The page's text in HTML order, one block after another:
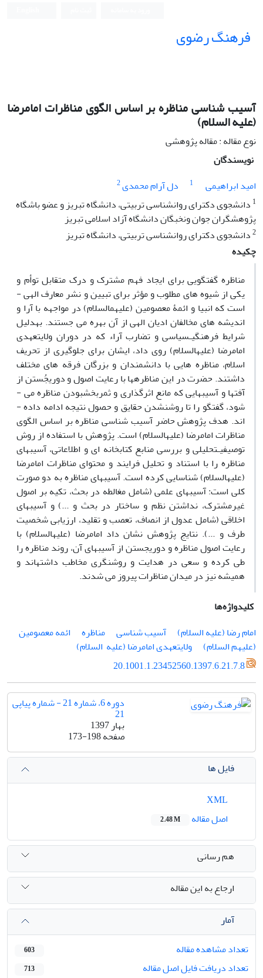
فرهنگ رضوی
آسیب ‎شناسی مناظره بر اساس الگوی مناظرات امام‎رضا
(علیه السلام)
نوع مقاله : مقاله پژوهشی
نویسندگان
امید ابراهیمی
1 دل آرام محمدی2
1 دانشجوی دکترای روانشناسی تربیتی، دانشگاه تبریز و عضو باشگاه
پژوهشگران جوان ونخبگان دانشگاه آزاد اسلامی تبریز
2دانشجوی دکترای روانشناسی تربیتی، دانشگاه تبریز
چکیده
مناظره گفتگویی برای ایجاد فهم مشترک و درک متقابل توأم و
یکی از شیوه­ های مطلوب و مؤثر برای تبیین و نشر معارف الهی ­
است که انبیا و ائمۀ معصومین (علیهم‎السلام) در مواجهه با آرا و
اندیشه­ های مخالفان ادیان الهی از آن بهره می­ جستند. به‎دلیل
شرایط فرهنگی‎ـ‎سیاسی و تضارب آراء که در دوران ولایتعهدی
امام‎رضا (علیه‎السلام) روی داد، ایشان برای جلوگیری از تحریف
اسلام، مناظره­ هایی با دانشمندان و بزرگان فرقه­ های مختلف
داشتند. حضرت در این مناظره‎ها با رعایت اصول و دوری‎جُستن از
آفت­ها و آسیب­هایی که مانع اثرگذاری و ثمربخش‎بودن مناظره می ­
شود، گفتگو را تا روشن‎شدن حقایق و حصول نتیجه ادامه داده ­
اند. هدف پژوهش حاضر آسیب­ شناسی مناظره بر اساس الگوی
مناظرات امام‎رضا (علیه‎السلام) است. پژوهش با استفاده از روش
توصیفی‎ـ‎تحلیلی و بررسی منابع کتابخانه ­ای و اطلاعاتی، آسیب­های
مناظره را با استناد و تحلیل فرایند و محتوای مناظرات امام‎رضا
(علیه‎السلام) شناسایی کرده است. آسیب­های مناظره به دو صورت
کلی است: آسیب­های علمی (شامل مغالطه در بحث، تکیه بر اصول
غیرمشترک، نداشتن نظم و ساختار در بحث و ...) و آسیب­های
اخلاقی (شامل عدول از انصاف، تعصب و تقلید، ارزیابی شخصیت
طرف و ...). نتایج پژوهش نشان داد امام‎رضا (علیه‎السلام) با
رعایت اصول مناظره و دوری‎جستن از آسیب­های آن، روند مناظره را
طی کرده و سعی در هدایت و روشنگری مخاطب داشته‎اند و
همیشه نیز در میدان مناظرات پیروز می­ شدند.
کلیدواژه‌ها
امام ‎رضا (علیه ‎السلام)
آسیب ‎شناسی مناظره
ائمه معصومین
(علیهم ‎السلام)
ولایتعهدی امام‎رضا (علیه ‎ السلام)
20.1001.1.23452560.1397.6.21.7.8
دوره 6، شماره 21 - شماره پیاپی
21
بهار 1397
صفحه173-198
فایل ها
اصل مقاله
2.48 M
هم رسانی
ارجاع به این مقاله
آمار
تعداد مشاهده مقاله
603
تعداد دریافت فایل اصل مقاله 713